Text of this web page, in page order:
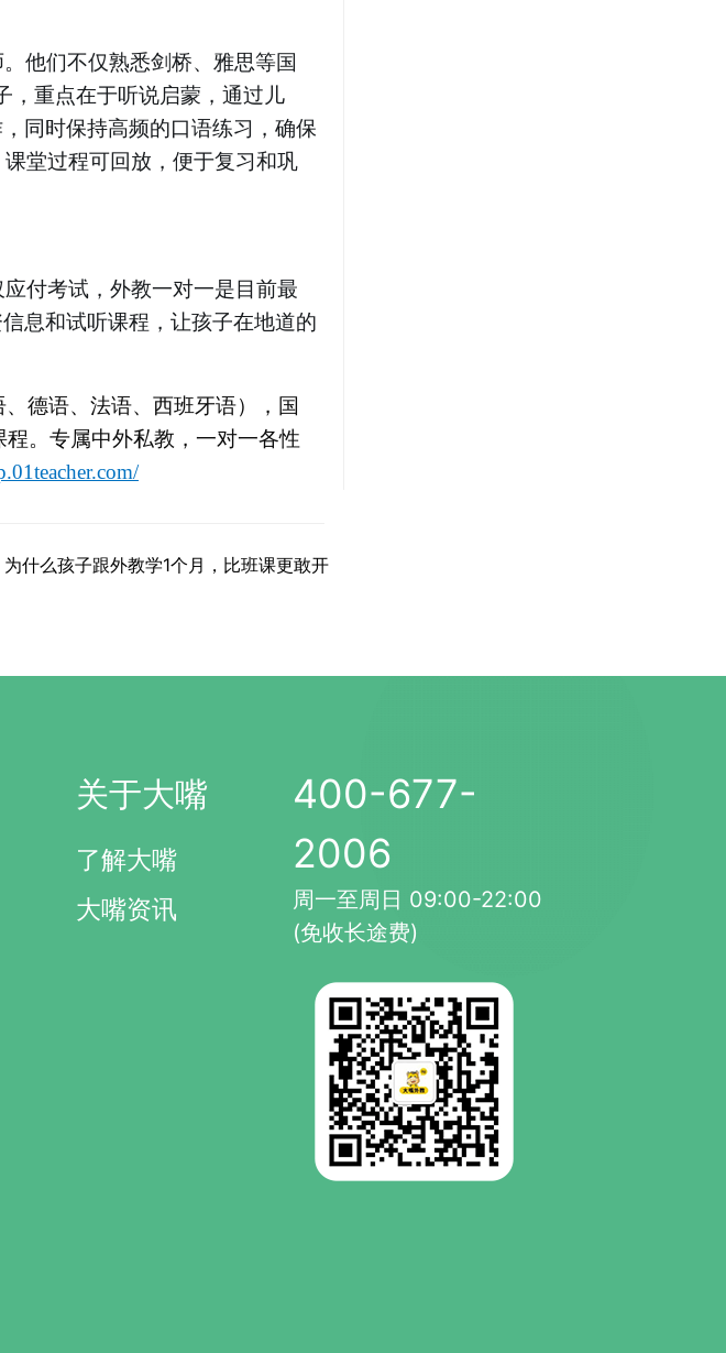
他们不仅熟悉剑桥、雅思等国
，重点在于听说启蒙，通过儿
同时保持高频的口语练习，确保
堂过程可回放，便于复习和巩
付考试，外教一对一是目前最
息和试听课程，让孩子在地道的
德语、法语、西班牙语），国
。专属中外私教，一对一各性
什么孩子跟外教学1个月，比班课更敢开
关于大嘴
了解大嘴
大嘴资讯
400-677-
2006
周一至周日 09:00-22:00
(免收长途费)